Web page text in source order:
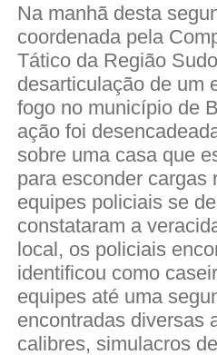
Na manhã desta
coordenada pela
Tático da Região
desarticulação de um
fogo no município de
ação foi
sobre uma casa que
para esconder cargas
equipes policiais se
constataram a
local, os policiais
identificou como
equipes até uma
encontradas diversas
calibres, simulacros